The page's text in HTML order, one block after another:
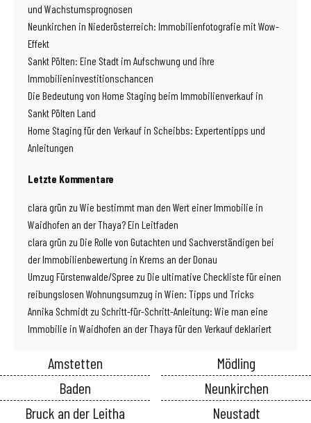
und Wachstumsprognosen
Neunkirchen in Niederösterreich: Immobilienfotografie mit Wow-
Effekt
Sankt Pölten: Eine Stadt im Aufschwung und ihre
Immobilieninvestitionschancen
Die Bedeutung von Home Staging beim Immobilienverkauf in
Sankt Pölten Land
Home Staging für den Verkauf in Scheibbs: Expertentipps und
Anleitungen
Letzte Kommentare
clara grün zu Wie bestimmt man den Wert einer Immobilie in
Waidhofen an der Thaya? Ein Leitfaden
clara grün zu Die Rolle von Gutachten und Sachverständigen bei
der Immobilienbewertung in Krems an der Donau
Umzug Fürstenwalde/Spree zu Die ultimative Checkliste für einen
reibungslosen Wohnungsumzug in Wien: Tipps und Tricks
Annika Schmidt zu Schritt-für-Schritt-Anleitung: Wie man eine
Immobilie in Waidhofen an der Thaya für den Verkauf deklariert
Amstetten
Baden
Bruck an der Leitha
Mödling
Neunkirchen
Neustadt